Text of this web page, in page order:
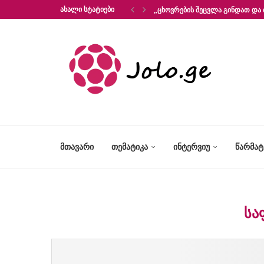
ᲐᲮᲐᲚᲘ ᲡᲢᲐᲢᲘᲔᲑᲘ „ᲪᲮᲝᲕᲠᲔᲑᲘᲡ ᲨᲔᲪᲕᲚᲐ ᲒᲘᲜᲓᲐᲗ
ᲛᲗᲐᲕᲐᲠᲘ ᲗᲔᲛᲐᲢᲘᲙᲐ ᲘᲜᲢᲔᲠᲕᲘᲣ